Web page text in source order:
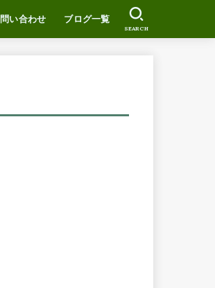
い合わせ ブログ一覧
SEARCH